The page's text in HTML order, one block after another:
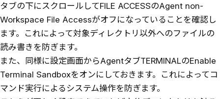
タブの下にスクロールしてFILE ACCESSのAgent non-
Workspace File Accessがオフになっていることを確認し
ます。これによって対象ディレクトリ以外へのファイルの
読み書きを防ぎます。
また、同様に設定画面からAgentタブTERMINALのEnable
Terminal Sandboxをオンにしておきます。これによってコ
マンド実行によるシステム操作を防ぎます。